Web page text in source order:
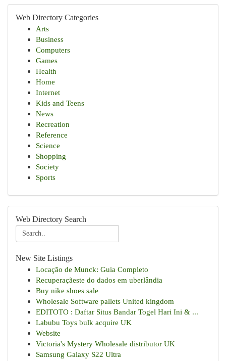
Web Directory Categories
Arts
Business
Computers
Games
Health
Home
Internet
Kids and Teens
News
Recreation
Reference
Science
Shopping
Society
Sports
Web Directory Search
New Site Listings
Locação de Munck: Guia Completo
Recuperaçãeste do dados em uberlândia
Buy nike shoes sale
Wholesale Software pallets United kingdom
EDITOTO : Daftar Situs Bandar Togel Hari Ini & ...
Labubu Toys bulk acquire UK
Website
Victoria's Mystery Wholesale distributor UK
Samsung Galaxy S22 Ultra